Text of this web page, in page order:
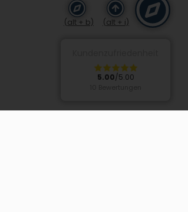
(alt + b) (alt + i)
5.00/5.00